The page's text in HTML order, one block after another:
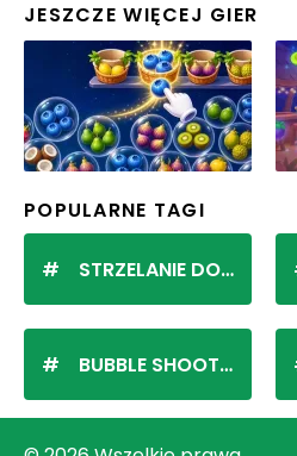
JESZCZE WIĘCEJ GIER
POPULARNE TAGI
STRZELANIE DO KULEK
BUBBLE SHOOTER